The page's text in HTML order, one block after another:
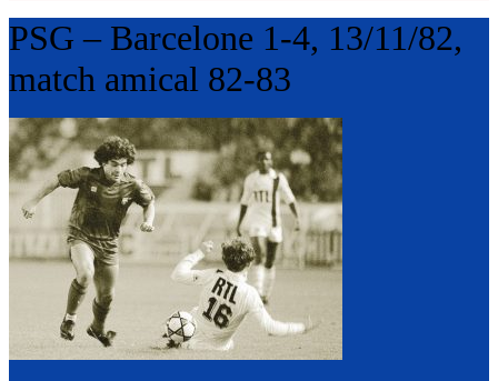
PSG – Barcelone 1-4, 13/11/82,
match amical 82-83